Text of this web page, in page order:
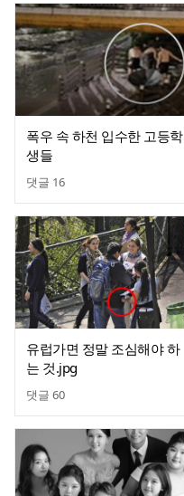
폭우 속 하천 입수한 고등학
생들
댓글 16
유럽가면 정말 조심해야 하
는 것.jpg
댓글 60